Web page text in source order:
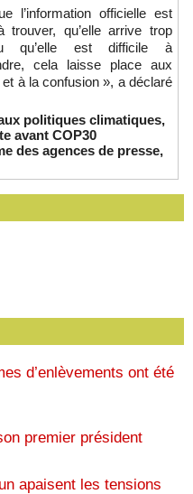
l’information officielle est
trouver, qu’elle arrive trop
qu’elle est difficile à
cela laisse place aux
à la confusion », a déclaré
politiques climatiques,
avant COP30
des agences de presse,
d’enlèvements ont été
premier président
apaisent les tensions